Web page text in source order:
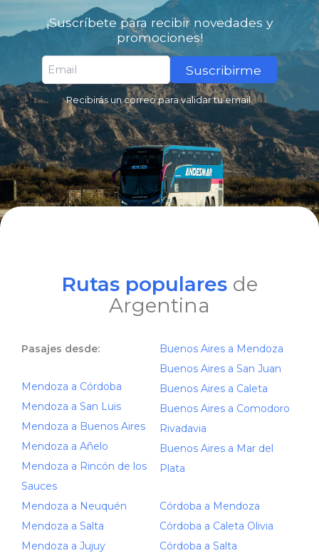
¡Suscríbete para recibir novedades y
promociones!
Suscribirme
Recibirás un correo para validar tu email.
Rutas populares de
Argentina
Pasajes desde:
Mendoza a Córdoba
Mendoza a San Luis
Mendoza a Buenos Aires
Mendoza a Añelo
Mendoza a Rincón de los
Sauces
Mendoza a Neuquén
Mendoza a Salta
Mendoza a Jujuy
Buenos Aires a Mendoza
Buenos Aires a San Juan
Buenos Aires a Caleta
Buenos Aires a Comodoro
Rivadavia
Buenos Aires a Mar del
Plata
Córdoba a Mendoza
Córdoba a Caleta Olivia
Córdoba a Salta